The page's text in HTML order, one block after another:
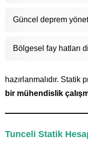
Güncel deprem
Bölgesel fay hatları
hazırlanmalıdır. Statik
bir mühendislik
Tunceli Statik